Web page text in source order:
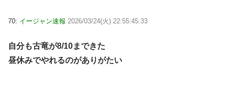
70: イージャン速報 2026/03/24(火) 22:55:45.33
自分も古竜が8/10まできた
昼休みでやれるのがありがたい